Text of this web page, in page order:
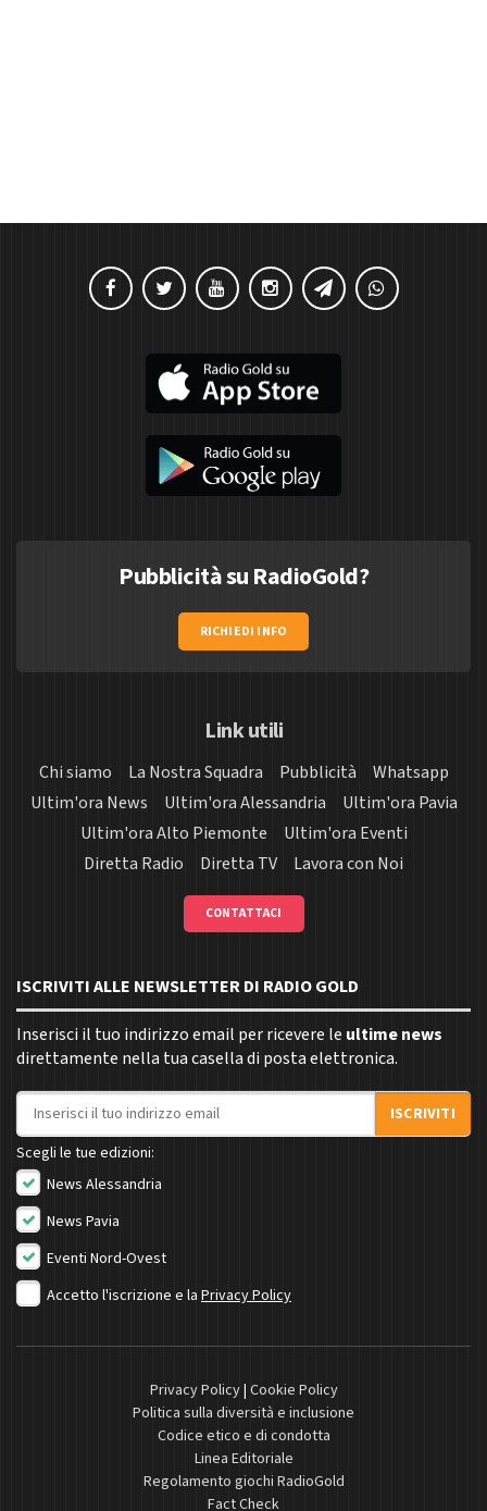
Pubblicità su RadioGold?
RICHIEDI INFO
Link utili
Chi siamo La Nostra Squadra Pubblicità
Whatsapp
Ultim'ora News
Ultim'ora Alessandria
Ultim'ora Pavia
Ultim'ora Alto Piemonte
Ultim'ora Eventi
Diretta Radio
Diretta TV Lavora con Noi
CONTATTACI
ISCRIVITI ALLE NEWSLETTER DI RADIO GOLD
Inserisci il tuo indirizzo email per ricevere le ultime news
direttamente nella tua casella di posta elettronica.
Indirizzo email
ISCRIVITI
Scegli le tue edizioni:
News Alessandria
News Pavia
Eventi Nord-Ovest
Accetto l'iscrizione e la Privacy Policy
Privacy Policy| Cookie Policy
Politica sulla diversità e inclusione
Codice etico e di condotta
Linea Editoriale
Regolamento giochi RadioGold
Fact Check